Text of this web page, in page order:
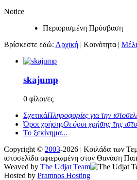
Notice
Περιορισμένη Πρόσβαση
Βρίσκεστε εδώ: Αρχική | Κοινότητα |
skajump
0 φίλοι/ες
ΣχετικάΠληροφορίες για την
Όροι χρήσηςΟι όροι χρήσης της
Το ξεκίνημα...
Copyright © 2003-2026 | Κοιλάδα των
ιστοσελίδα αφιερωμένη στον Θανάση
Weaved by The Udjat Team
Hosted by Pramnos Hosting